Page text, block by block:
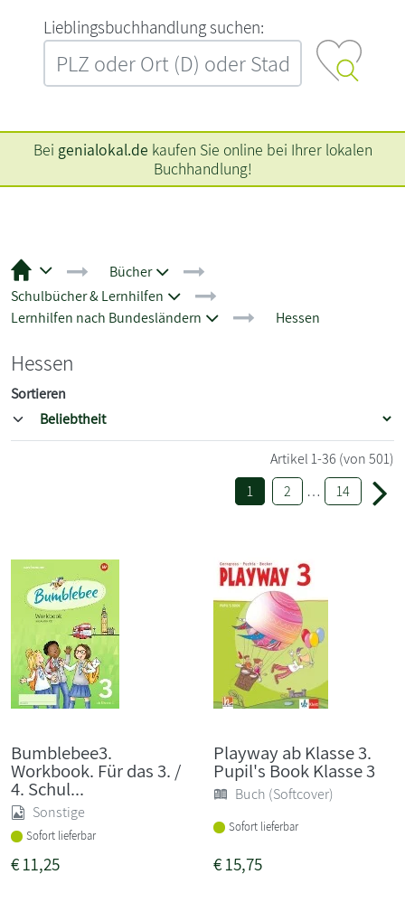
L‍i‍e‍b‍l‍i‍n‍g‍s‍b‍u‍c‍h‍h‍a‍n‍d‍l‍u‍n‍g‍ ‍s‍u‍c‍h‍e‍n‍:‍
Bei genialokal.de kaufen Sie online bei Ihrer lokalen
Buchhandlung!
Bücher
Schulbücher & Lernhilfen
Lernhilfen nach Bundesländern
Hessen
Hessen
Sortieren
Artikel1-36 (von 501)
1
2 … 14
Bumblebee3.
Workbook. Für das 3. /
4. Schul...
Sonstige
Sofort lieferbar
€11,25
Playway ab Klasse 3.
Pupil's Book Klasse 3
Buch (Softcover)
Sofort lieferbar
€15,75